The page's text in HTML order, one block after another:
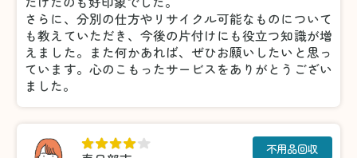
さらに、分別の仕方やリサイクル可能なものについて
も教えていただき、今後の片付けにも役立つ知識が増
えました。また何かあれば、ぜひお願いしたいと思っ
ています。心のこもったサービスをありがとうござい
ました。
不用品回収